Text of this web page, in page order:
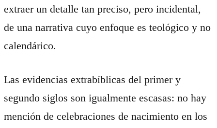
extraer un detalle tan preciso, pero incidental,
de una narrativa cuyo enfoque es teológico y no
calendárico.
Las evidencias extrabíblicas del primer y
segundo siglos son igualmente escasas: no hay
mención de celebraciones de nacimiento en los